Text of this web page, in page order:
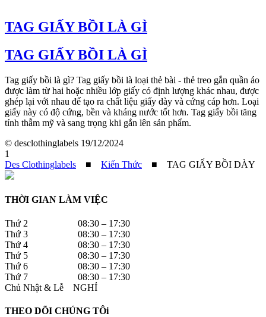
TAG GIẤY BỒI LÀ GÌ
TAG GIẤY BỒI LÀ GÌ
Tag giấy bồi là gì? Tag giấy bồi là loại thẻ bài - thẻ treo gắn quần áo
được làm từ hai hoặc nhiều lớp giấy có định lượng khác nhau, được
ghép lại với nhau để tạo ra chất liệu giấy dày và cứng cáp hơn. Loại
giấy này có độ cứng, bền và kháng nước tốt hơn. Tag giấy bồi tăng
tính thẫm mỹ và sang trọng khi gắn lên sản phẩm.
© desclothinglabels 19/12/2024
1
Des Clothinglabels ■ Kiến Thức ■ TAG GIẤY BỒI DÀY
THỜI GIAN LÀM VIỆC
Thứ 2 08:30 – 17:30
Thứ 3 08:30 – 17:30
Thứ 4 08:30 – 17:30
Thứ 5 08:30 – 17:30
Thứ 6 08:30 – 17:30
Thứ 7 08:30 – 17:30
Chủ Nhật & Lễ NGHỈ
THEO DÕI CHÚNG TÔi